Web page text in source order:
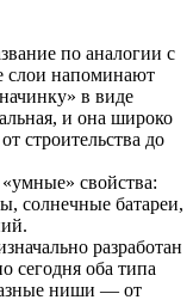
по аналогии с
слои напоминают
в виде
и она широко
строительства до
свойства:
солнечные батареи,
разработан
сегодня оба типа
ниши — от